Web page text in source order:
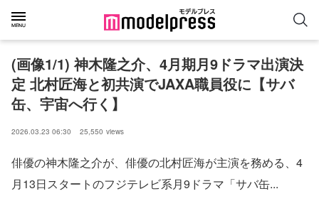
(画像1/1) 神木隆之介、4月期月9ドラマ出演決
定 北村匠海と初共演でJAXA職員役に【サバ
缶、宇宙へ行く】
2026.03.23 06:30 25,550 views
俳優の神木隆之介が、俳優の北村匠海が主演を務める、4
月13日スタートのフジテレビ系月9ドラマ「サバ缶...